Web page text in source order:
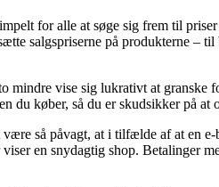
for alle at søge sig frem til
salgspriserne på produkterne –
mindre vise sig lukrativt at
du køber, så du er skudsikker på at
være så påvagt, at i tilfælde af at en
en snydagtig shop. Betalinger